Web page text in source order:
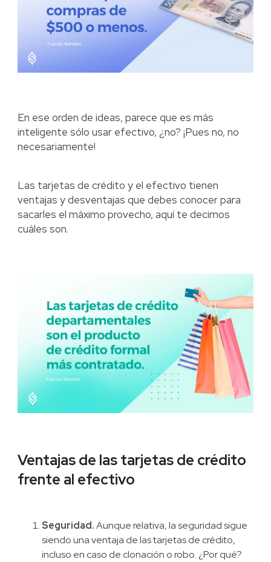
En ese orden de ideas, parece que es más
inteligente sólo usar efectivo, ¿no? ¡Pues no, no
necesariamente!
Las tarjetas de crédito y el efectivo tienen
ventajas y desventajas que debes conocer para
sacarles el máximo provecho, aquí te decimos
cuáles son.
Ventajas de las tarjetas de crédito
frente al efectivo
Seguridad.Aunque relativa, la seguridad sigue
siendo una ventaja de las tarjetas de crédito,
incluso en caso de clonación o robo. ¿Por qué?